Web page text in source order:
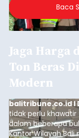
Baca
Jaga Harga
Ton Beras
Modern
balitribune.co.id I
tidak perlu
dalam beberapa
Kantor Wilayah